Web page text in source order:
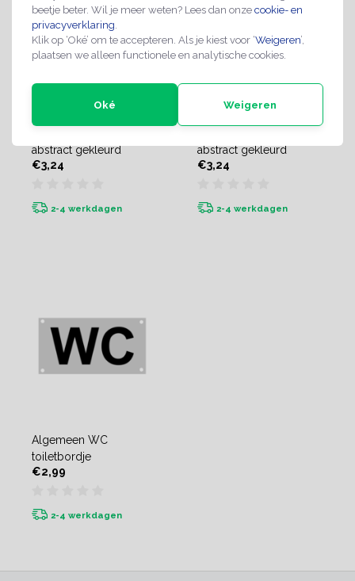
beetje beter. Wil je meer weten? Lees dan onze cookie- en
privacyverklaring.
Klik op ‘Oké’ om te accepteren. Als je kiest voor ‘Weigeren’,
plaatsen we alleen functionele en analytische cookies.
Oké Weigeren
abstract gekleurd
€3,24
2-4 werkdagen
abstract gekleurd
€3,24
2-4 werkdagen
Algemeen WC
toiletbordje
€2,99
2-4 werkdagen